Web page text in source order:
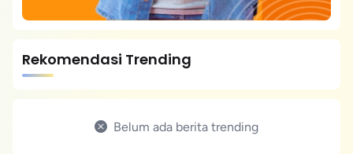
Rekomendasi Trending
Belum ada berita trending